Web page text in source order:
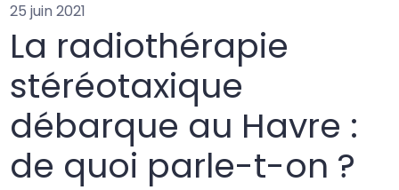
25 juin 2021
La radiothérapie
stéréotaxique
débarque au Havre :
de quoi parle-t-on ?